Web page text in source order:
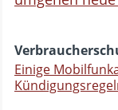
Einige